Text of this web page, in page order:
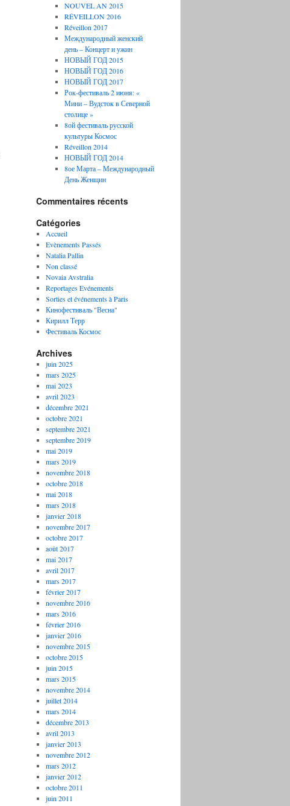
NOUVEL AN 2015
RÉVEILLON 2016
Réveillon 2017
Международный женский
день – Концерт и ужин
НОВЫЙ ГОД 2015
НОВЫЙ ГОД 2016
НОВЫЙ ГОД 2017
Рок-фестиваль 2 июня: «
Мини – Вудсток в Северной
столице »
8ой фестиваль русской
культуры Космос
Réveillon 2014
НОВЫЙ ГОД 2014
8ое Марта – Международный
День Женщин
Commentaires récents
Catégories
Accueil
Evènements Passés
Natalia Pallin
Non classé
Novaia Avstralia
Reportages Evénements
Sorties et événements à Paris
Кинофестиваль "Весна"
Кирилл Терр
Фестиваль Космос
Archives
juin 2025
mars 2025
mai 2023
avril 2023
décembre 2021
octobre 2021
septembre 2021
septembre 2019
mai 2019
mars 2019
novembre 2018
octobre 2018
mai 2018
mars 2018
janvier 2018
novembre 2017
octobre 2017
août 2017
mai 2017
avril 2017
mars 2017
février 2017
novembre 2016
mars 2016
février 2016
janvier 2016
novembre 2015
octobre 2015
juin 2015
mars 2015
novembre 2014
juillet 2014
mars 2014
décembre 2013
avril 2013
janvier 2013
novembre 2012
mars 2012
janvier 2012
octobre 2011
juin 2011